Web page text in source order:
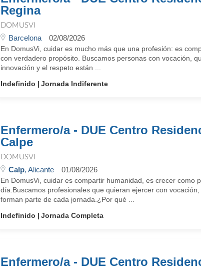
Regina
DOMUSVI
Barcelona 02/08/2026
En DomusVi, cuidar es mucho más que una profesión: es
con verdadero propósito. Buscamos personas con vocación,
innovación y el respeto están ...
Indefinido
Jornada Indiferente
Enfermero/a - DUE Centro
Calpe
DOMUSVI
Calp, Alicante 01/08/2026
En DomusVi, cuidar es compartir humanidad, es crecer
día.Buscamos profesionales que quieran ejercer con
forman parte de cada jornada.¿Por qué ...
Indefinido
Jornada Completa
Enfermero/a - DUE Centro